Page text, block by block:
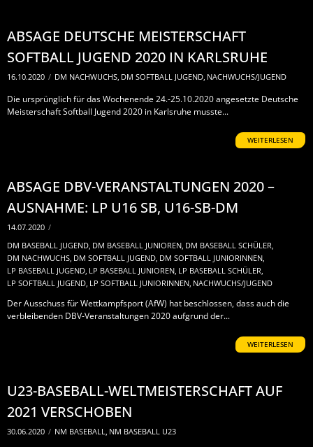
ABSAGE DEUTSCHE MEISTERSCHAFT
SOFTBALL JUGEND 2020 IN KARLSRUHE
16.10.2020 / DM NACHWUCHS, DM SOFTBALL JUGEND, NACHWUCHS/JUGEND
Die ursprünglich für das Wochenende 24.-25.10.2020 angesetzte Deutsche
Meisterschaft Softball Jugend 2020 in Karlsruhe musste...
WEITERLESEN
ABSAGE DBV-VERANSTALTUNGEN 2020 –
AUSNAHME: LP U16 SB, U16-SB-DM
14.07.2020 /
DM BASEBALL JUGEND, DM BASEBALL JUNIOREN, DM BASEBALL SCHÜLER,
DM NACHWUCHS, DM SOFTBALL JUGEND, DM SOFTBALL JUNIORINNEN,
LP BASEBALL JUGEND, LP BASEBALL JUNIOREN, LP BASEBALL SCHÜLER,
LP SOFTBALL JUGEND, LP SOFTBALL JUNIORINNEN, NACHWUCHS/JUGEND
Der Ausschuss für Wettkampfsport (AfW) hat beschlossen, dass auch die
verbleibenden DBV-Veranstaltungen 2020 aufgrund der...
WEITERLESEN
U23-BASEBALL-WELTMEISTERSCHAFT AUF
2021 VERSCHOBEN
30.06.2020 / NM BASEBALL, NM BASEBALL U23